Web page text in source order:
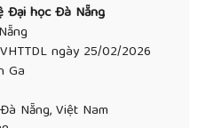
Riu, and X. Lepivert,
primary frequency
grid”, IECON Proc.
no. l, pp. 5643–5649,
P. Lopes, “Microgrid
Đại học Đà Nẵng
ngày 25/02/2026
Ga
Nẵng, Việt Nam